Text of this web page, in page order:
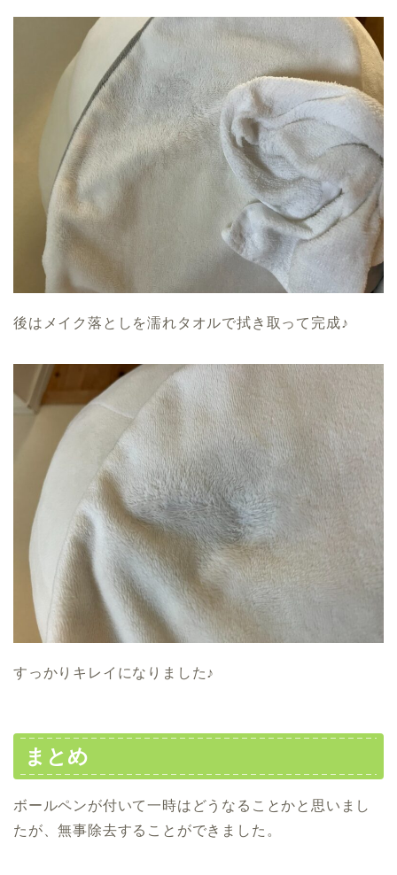
後はメイク落としを濡れタオルで拭き取って完成♪
すっかりキレイになりました♪
まとめ
ボールペンが付いて一時はどうなることかと思いまし
たが、無事除去することができました。